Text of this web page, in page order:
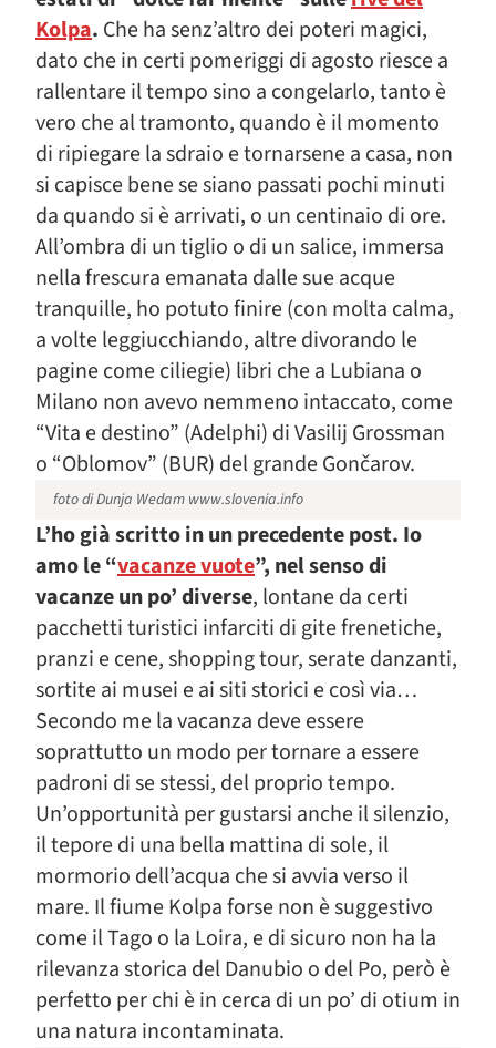
Kolpa. Che ha senz’altro dei poteri magici,
dato che in certi pomeriggi di agosto riesce a
rallentare il tempo sino a congelarlo, tanto è
vero che al tramonto, quando è il momento
di ripiegare la sdraio e tornarsene a casa, non
si capisce bene se siano passati pochi minuti
da quando si è arrivati, o un centinaio di ore.
All’ombra di un tiglio o di un salice, immersa
nella frescura emanata dalle sue acque
tranquille, ho potuto finire (con molta calma,
a volte leggiucchiando, altre divorando le
pagine come ciliegie) libri che a Lubiana o
Milano non avevo nemmeno intaccato, come
“Vita e destino” (Adelphi) di Vasilij Grossman
o “Oblomov” (BUR) del grande Gončarov.
foto di Dunja Wedam www.slovenia.info
L’ho già scritto in un precedente post. Io
amo le “vacanze vuote”, nel senso di
vacanze un po’ diverse, lontane da certi
pacchetti turistici infarciti di gite frenetiche,
pranzi e cene, shopping tour, serate danzanti,
sortite ai musei e ai siti storici e così via…
Secondo me la vacanza deve essere
soprattutto un modo per tornare a essere
padroni di se stessi, del proprio tempo.
Un’opportunità per gustarsi anche il silenzio,
il tepore di una bella mattina di sole, il
mormorio dell’acqua che si avvia verso il
mare. Il fiume Kolpa forse non è suggestivo
come il Tago o la Loira, e di sicuro non ha la
rilevanza storica del Danubio o del Po, però è
perfetto per chi è in cerca di un po’ di otium in
una natura incontaminata.